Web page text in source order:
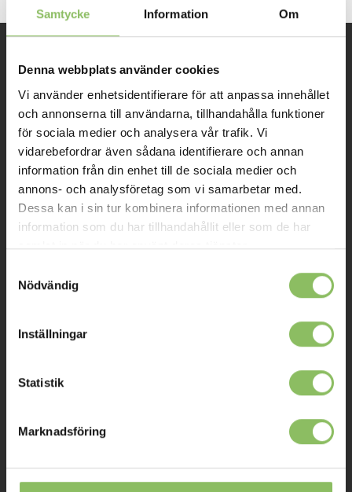
Samtycke Information Om
Denna webbplats använder cookies
Vi använder enhetsidentifierare för att anpassa innehållet
och annonserna till användarna, tillhandahålla funktioner
för sociala medier och analysera vår trafik. Vi
vidarebefordrar även sådana identifierare och annan
information från din enhet till de sociala medier och
annons- och analysföretag som vi samarbetar med.
Dessa kan i sin tur kombinera informationen med annan
information som du har tillhandahållit eller som de har
samlat in när du har använt deras tjänster.
Nödvändig
Inställningar
Statistik
Marknadsföring
INFORMATION
Om oss
Kontakt
Mitt konto
Köpvillkor
Leverans
Reklamation
168 67 Bromma